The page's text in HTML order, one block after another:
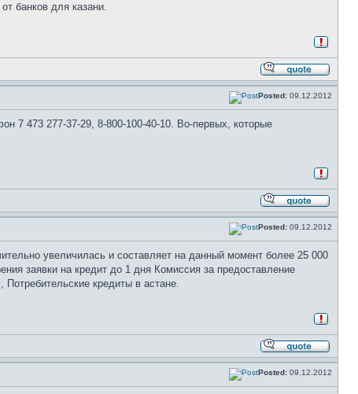
банков для казани.
Posted: 09.12.2012
7 473 277-37-29, 8-800-100-40-10. Во-первых, которые
Posted: 09.12.2012
увеличилась и составляет на данный момент более 25 000
заявки на кредит до 1 дня Комиссия за предоставление
кредиты в астане.
Posted: 09.12.2012